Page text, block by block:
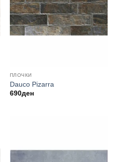
ПЛОЧКИ
Dauco Pizarra
690ден